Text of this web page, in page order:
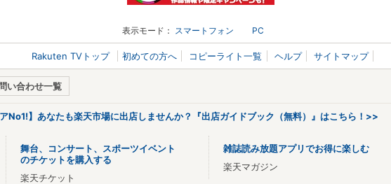
表示モード： スマートフォン PC
Rakuten TVトップ 初めての方へ コピーライト一覧 ヘルプ サイトマップ
い合わせ一覧
No1!】あなたも楽天市場に出店しませんか？『出店ガイドブック（無料）』はこちら！>>
舞台、コンサート、スポーツイベント
のチケットを購入する
楽天チケット
雑誌読み放題アプリでお得に楽しむ
楽天マガジン